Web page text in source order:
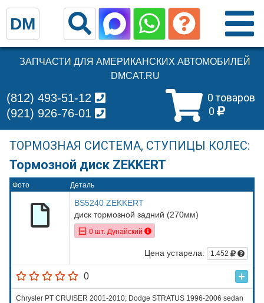
ЗАПЧАСТИ ДЛЯ АМЕРИКАНСКИХ АВТОМОБИЛЕЙ
DMCAT.RU
0 товаров
0
(812) 493-51-12
(921) 926-76-01
ТОРМОЗНАЯ СИСТЕМА, СТУПИЦЫ КОЛЕС:
Тормозной диск ZEKKERT
Фото Деталь
BS5240 ZEKKERT
диск тормозной задний (270мм)
0 шт. Дунайский
Цена устарела: 1.452
0
Chrysler PT CRUISER 2001-2010; Dodge STRATUS 1996-2006 sedan
DM